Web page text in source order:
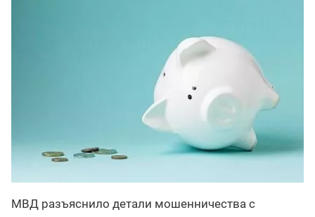
МВД разъяснило детали мошенничества с